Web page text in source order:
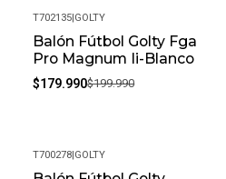
-10%
T702135 GOLTY
Balón Fútbol Golty Fga
Pro Magnum Ii-Blanco
$179.990$199.990
T700278 GOLTY